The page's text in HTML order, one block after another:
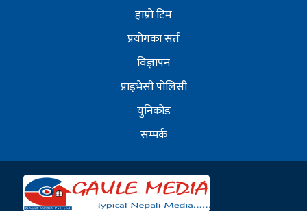
हाम्राे टिम
प्रयोगका सर्त
विज्ञापन
प्राइभेसी पोलिसी
युनिकोड
सम्पर्क